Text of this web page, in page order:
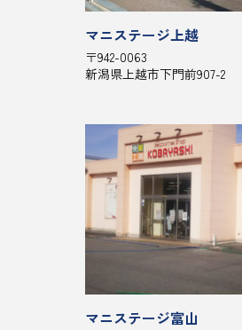
マニステージ上越
〒942-0063
新潟県上越市下門前907-2
マニステージ富山